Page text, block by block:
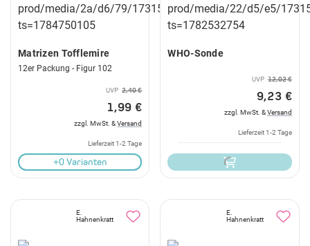
Matrizen Tofflemire
12er Packung - Figur 102
UVP 2,40 €
1,99 €
zzgl. MwSt. &Versand
Lieferzeit 1-2 Tage
+0 Varianten
WHO-Sonde
UVP 12,02 €
9,23 €
zzgl. MwSt. &Versand
Lieferzeit 1-2 Tage
E.
Hahnenkratt
E.
Hahnenkratt